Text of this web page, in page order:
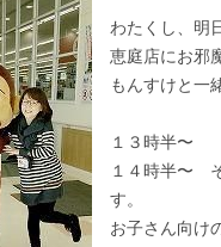
わたくし、明
恵庭店にお邪
もんすけと一
１３時半〜
１４時半〜
す。
お子さん向け